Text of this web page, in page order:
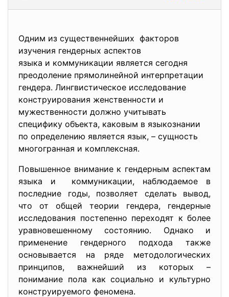
Одним из существеннейших факторов
изучения гендерных аспектов
языка и коммуникации является сегодня
преодоление прямолинейной интерпретации
гендера. Лингвистическое исследование
конструирования женственности и
мужественности должно учитывать
специфику объекта, каковым в языкознании
по определению является язык, – сущность
многогранная и комплексная.
Повышенное внимание к гендерным аспектам
языка и коммуникации, наблюдаемое в
последние годы, позволяет сделать вывод,
что от общей теории гендера, гендерные
исследования постепенно переходят к более
уравновешенному состоянию. Однако и
применение гендерного подхода также
основывается на ряде методологических
принципов, важнейший из которых –
понимание пола как социально и культурно
конструируемого феномена.